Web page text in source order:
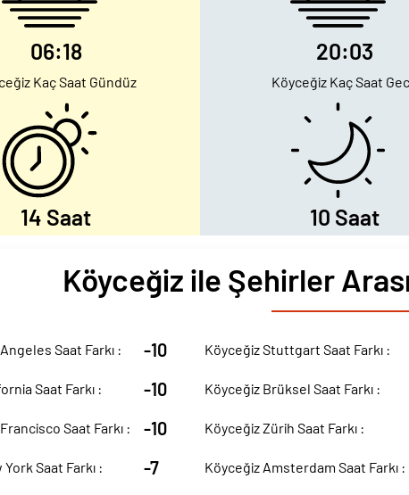
06:18 20:03
Kaç Saat Gündüz
14 Saat
Köyceğiz Kaç Saat
10 Saat
Köyceğiz ile Şehirler
Saat Farkı : -10
Saat Farkı : -10
Saat Farkı : -10
Saat Farkı : -7
Köyceğiz Stuttgart Saat Farkı :
Köyceğiz Brüksel Saat Farkı :
Köyceğiz Zürih Saat Farkı :
Köyceğiz Amsterdam Saat Farkı :